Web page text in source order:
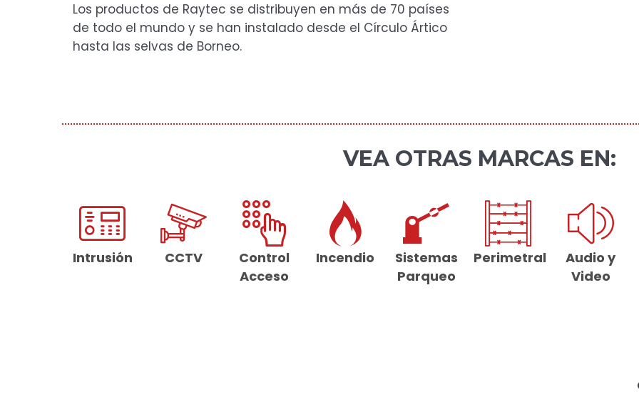
Los productos de Raytec se distribuyen en más de 70 países
de todo el mundo y se han instalado desde el Círculo Ártico
hasta las selvas de Borneo.
VEA OTRAS MARCAS EN:
Intrusión CCTV
Control
Acceso
Incendio
Sistemas
Parqueo
Perimetral
Audio y
Video